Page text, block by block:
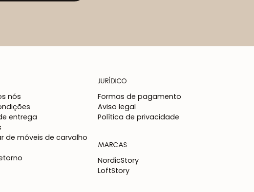
nós
entrega
de móveis de carvalho
JURÍDICO
Formas de pagamento
Aviso legal
Política de privacidade
MARCAS
NordicStory
LoftStory